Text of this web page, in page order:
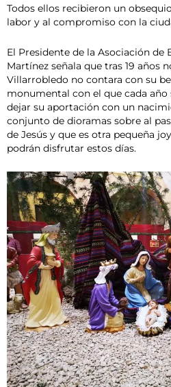
Todos ellos recibieron un
labor y al compromiso con la
El Presidente de la Asociación de
Martínez señala que tras 19 años
Villarrobledo no contara con su
monumental con el que cada
dejar su aportación con un
conjunto de dioramas sobre al
de Jesús y que es otra pequeña
podrán disfrutar estos días.